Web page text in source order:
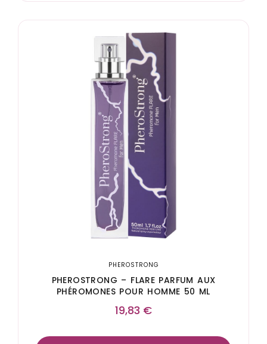
PHEROSTRONG
PHEROSTRONG – FLARE PARFUM AUX
PHÉROMONES POUR HOMME 50 ML
19,83 €